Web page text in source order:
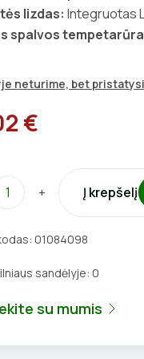
lizdas: Integruotas
spalvos
neturime, bet
€
+ Į krepšelį
01084098
sandėlyje: 0
su mumis